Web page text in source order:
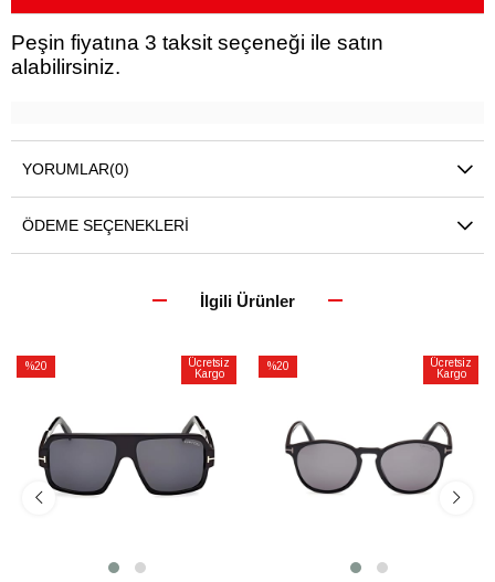
Peşin fiyatına 3 taksit seçeneği ile satın
alabilirsiniz.
YORUMLAR(0)
ÖDEME SEÇENEKLERI
İlgili Ürünler
%20
Ücretsiz
Kargo
%20
Ücretsiz
Kargo